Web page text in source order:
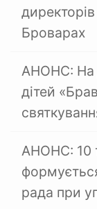
Броварах
АНОНС: На
дітей
АНОНС: 10
рада при